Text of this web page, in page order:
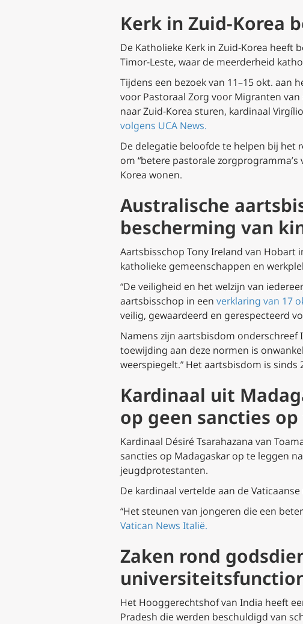
Kerk in Zuid-Korea
De Katholieke Kerk in Zuid-Korea
Timor-Leste, waar de meerderheid
Tijdens een bezoek van 11–15 okt. aan
voor Pastoraal Zorg voor Migranten
naar Zuid-Korea sturen, kardinaal
volgens UCA News.
De delegatie beloofde te helpen bij het
om “betere pastorale
Korea wonen.
Australische
bescherming van
Aartsbisschop Tony Ireland van Hobart
katholieke gemeenschappen en
“De veiligheid en het welzijn van
aartsbisschop in een verklaring van 17
veilig, gewaardeerd en gerespecteerd
Namens zijn aartsbisdom onderschreef
toewijding aan deze normen is
weerspiegelt.” Het aartsbisdom is
Kardinaal uit
op geen sancties
Kardinaal Désiré Tsarahazana van
sancties op Madagaskar op te leggen
jeugdprotestanten.
De kardinaal vertelde aan de
“Het steunen van jongeren die een
Vatican News Italië.
Zaken rond
Het Hooggerechtshof van India heeft
Pradesh die werden beschuldigd van